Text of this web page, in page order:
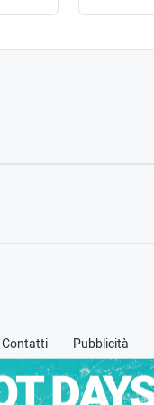
Contatti Pubblicità
-Credits